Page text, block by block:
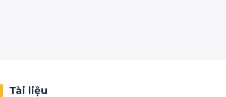
Tài liệu